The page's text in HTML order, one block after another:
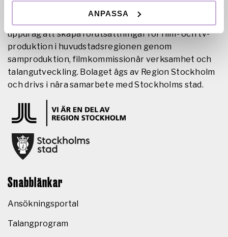
ANPASSA
uppdrag att skapa förutsättningar för film- och tv-
produktion i huvudstadsregionen genom
samproduktion, filmkommissionär verksamhet och
talangutveckling. Bolaget ägs av Region Stockholm
och drivs i nära samarbete med Stockholms stad.
Snabblänkar
Ansökningsportal
Talangprogram